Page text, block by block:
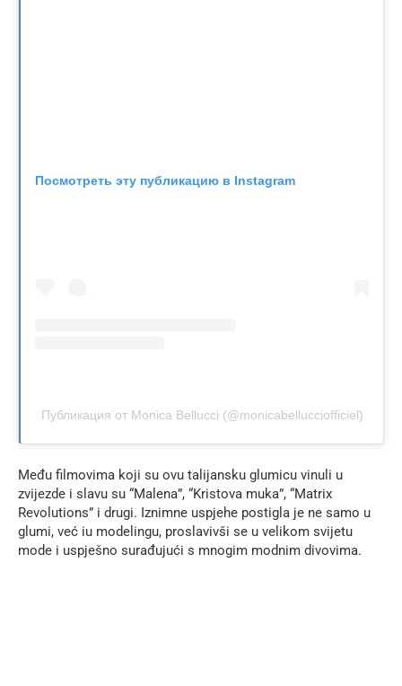
Посмотреть эту публикацию в Instagram
Публикация от Monica Bellucci (@monicabellucciofficiel)
Među filmovima koji su ovu talijansku glumicu vinuli u
zvijezde i slavu su “Malena”, “Kristova muka”, “Matrix
Revolutions” i drugi. Iznimne uspjehe postigla je ne samo u
glumi, već iu modelingu, proslavivši se u velikom svijetu
mode i uspješno surađujući s mnogim modnim divovima.